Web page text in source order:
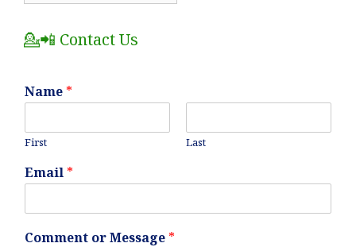
💁📲 Contact Us
Name *
First Last
Email *
Comment or Message *